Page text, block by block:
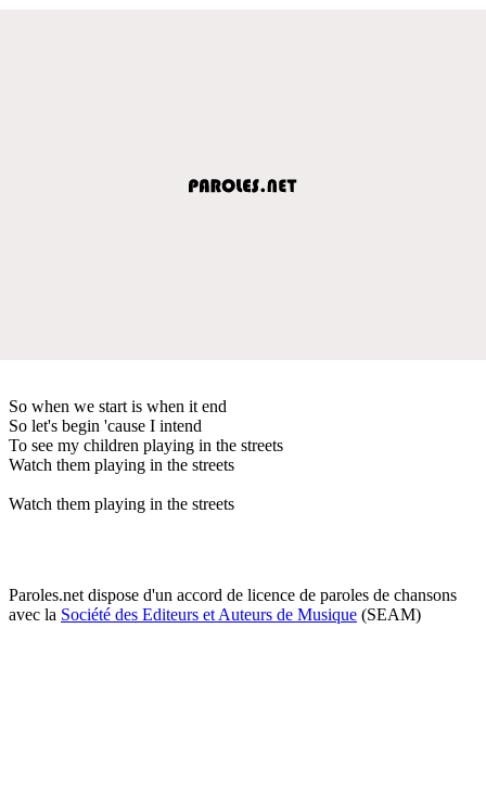
So when we start is when it end
So let's begin 'cause I intend
To see my children playing in the streets
Watch them playing in the streets
Watch them playing in the streets
Paroles.net dispose d'un accord de licence de paroles de chansons
avec la Société des Editeurs et Auteurs de Musique (SEAM)